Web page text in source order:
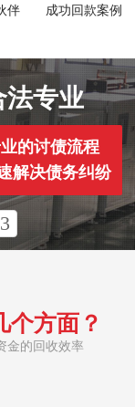
伴 成功回款案例
法专业
的讨债流程
解决债务纠纷
个方面？
金的回收效率